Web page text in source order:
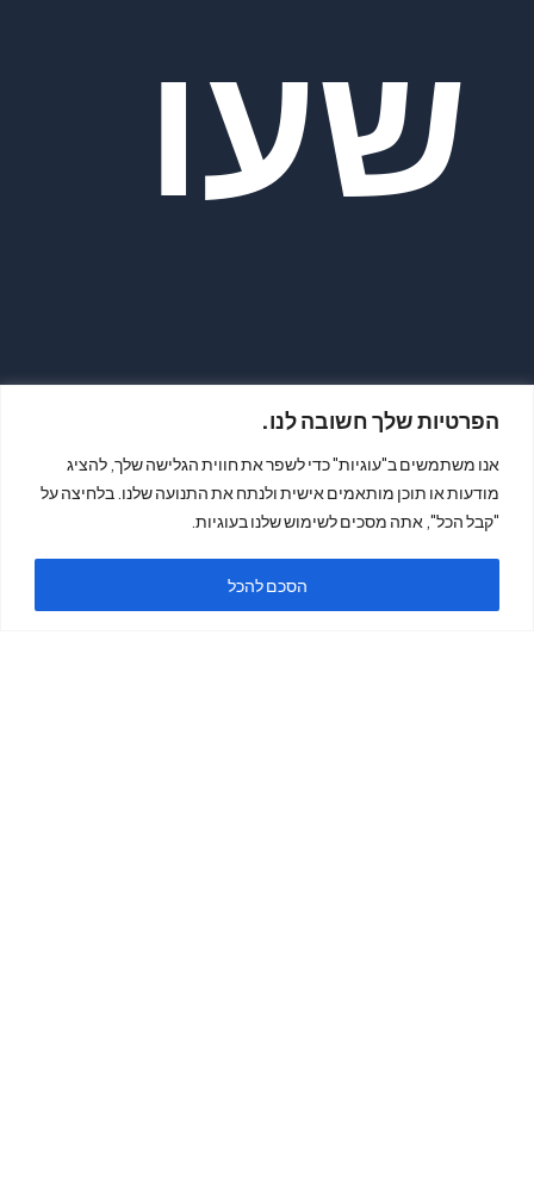
הפרטיות שלך חשובה לנו.
אנו משתמשים ב"עוגיות" כדי לשפר את חווית הגלישה שלך, להציג
מודעות או תוכן מותאמים אישית ולנתח את התנועה שלנו. בלחיצה על
"קבל הכל", אתה מסכים לשימוש שלנו בעוגיות.
הסכם להכל
שעו
ת